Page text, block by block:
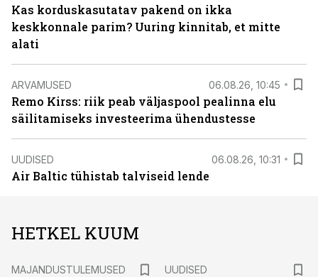
Kas korduskasutatav pakend on ikka
keskkonnale parim? Uuring kinnitab, et mitte
alati
ARVAMUSED 06.08.26, 10:45
Remo Kirss: riik peab väljaspool pealinna elu
säilitamiseks investeerima ühendustesse
UUDISED 06.08.26, 10:31
Air Baltic tühistab talviseid lende
HETKEL KUUM
MAJANDUSTULEMUSED
UUDISED